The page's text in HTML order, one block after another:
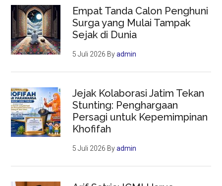
Empat Tanda Calon Penghuni
Surga yang Mulai Tampak
Sejak di Dunia
5 Juli 2026 Byadmin
Jejak Kolaborasi Jatim Tekan
Stunting: Penghargaan
Persagi untuk Kepemimpinan
Khofifah
5 Juli 2026 Byadmin